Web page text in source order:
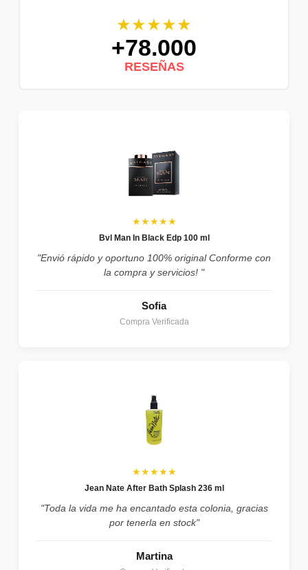
★★★★★
+78.000
RESEÑAS
★★★★★
Bvl Man In Black Edp 100 ml
"Envió rápido y oportuno 100% original Conforme con
la compra y servicios! "
Sofia
Compra Verificada
★★★★★
Jean Nate After Bath Splash 236 ml
"Toda la vida me ha encantado esta colonia, gracias
por tenerla en stock"
Martina